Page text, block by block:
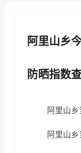
阿里山乡
防晒指数
阿里山乡
阿里山